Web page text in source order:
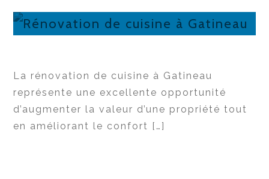
La rénovation de cuisine à Gatineau
représente une excellente opportunité
d’augmenter la valeur d’une propriété tout
en améliorant le confort […]